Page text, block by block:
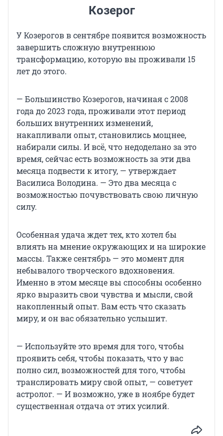
Козерог
У Козерогов в сентябре появится возможность
завершить сложную внутреннюю
трансформацию, которую вы проживали 15
лет до этого.
— Большинство Козерогов, начиная с 2008
года до 2023 года, проживали этот период
больших внутренних изменений,
накапливали опыт, становились мощнее,
набирали силы. И всё, что недоделано за это
время, сейчас есть возможность за эти два
месяца подвести к итогу, — утверждает
Василиса Володина. — Это два месяца с
возможностью почувствовать свою личную
силу.
Особенная удача ждет тех, кто хотел бы
влиять на мнение окружающих и на широкие
массы. Также сентябрь — это момент для
небывалого творческого вдохновения.
Именно в этом месяце вы способны особенно
ярко выразить свои чувства и мысли, свой
накопленный опыт. Вам есть что сказать
миру, и он вас обязательно услышит.
— Используйте это время для того, чтобы
проявить себя, чтобы показать, что у вас
полно сил, возможностей для того, чтобы
транслировать миру свой опыт, — советует
астролог. — И возможно, уже в ноябре будет
существенная отдача от этих усилий.